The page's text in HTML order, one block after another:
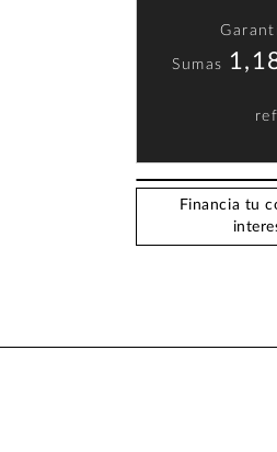
Sumas
Financia tu